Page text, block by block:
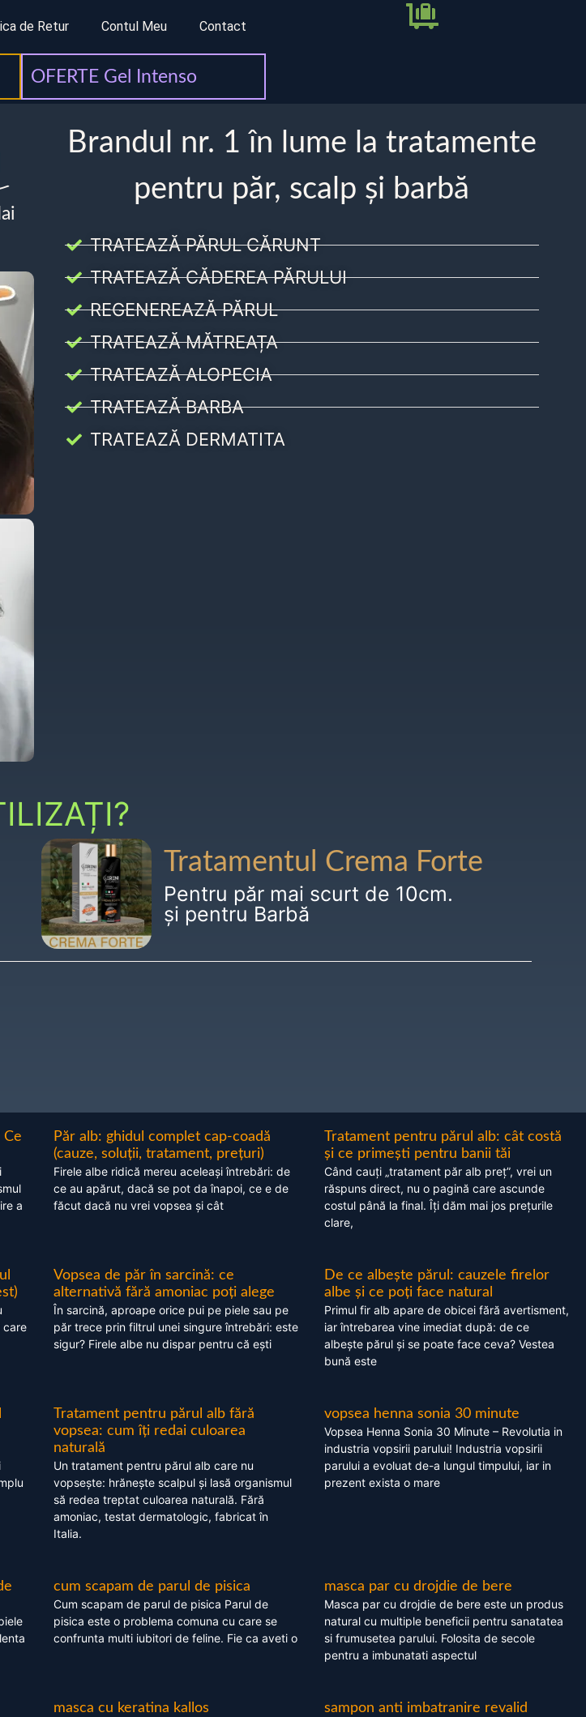
de Retur Contul Meu Contact
OFERTE Gel Intenso
Brandul nr. 1 în lume la tratamente
pentru păr, scalp și barbă
TRATEAZĂ PĂRUL CĂRUNT
TRATEAZĂ CĂDEREA PĂRULUI
REGENEREAZĂ PĂRUL
TRATEAZĂ MĂTREAȚA
TRATEAZĂ ALOPECIA
TRATEAZĂ BARBA
TRATEAZĂ DERMATITA
Tratamentul Crema Forte
Pentru păr mai scurt de 10cm.
și pentru Barbă
Ce
a
Păr alb: ghidul complet cap-coadă
(cauze, soluții, tratament, prețuri)
Firele albe ridică mereu aceleași întrebări: de
ce au apărut, dacă se pot da înapoi, ce e de
făcut dacă nu vrei vopsea și cât
Tratament pentru părul alb: cât costă
și ce primești pentru banii tăi
Când cauți „tratament păr alb preț”, vrei un
răspuns direct, nu o pagină care ascunde
costul până la final. Îți dăm mai jos prețurile
clare,
care
Vopsea de păr în sarcină: ce
alternativă fără amoniac poți alege
În sarcină, aproape orice pui pe piele sau pe
păr trece prin filtrul unei singure întrebări: este
sigur? Firele albe nu dispar pentru că ești
De ce albește părul: cauzele firelor
albe și ce poți face natural
Primul fir alb apare de obicei fără avertisment,
iar întrebarea vine imediat după: de ce
albește părul și se poate face ceva? Vestea
bună este
Tratament pentru părul alb fără
vopsea: cum îți redai culoarea
naturală
Un tratament pentru părul alb care nu
vopsește: hrănește scalpul și lasă organismul
să redea treptat culoarea naturală. Fără
amoniac, testat dermatologic, fabricat în
Italia.
vopsea henna sonia 30 minute
Vopsea Henna Sonia 30 Minute – Revolutia in
industria vopsirii parului! Industria vopsirii
parului a evoluat de-a lungul timpului, iar in
prezent exista o mare
cum scapam de parul de pisica
Cum scapam de parul de pisica Parul de
pisica este o problema comuna cu care se
confrunta multi iubitori de feline. Fie ca aveti o
masca par cu drojdie de bere
Masca par cu drojdie de bere este un produs
natural cu multiple beneficii pentru sanatatea
si frumusetea parului. Folosita de secole
pentru a imbunatati aspectul
masca cu keratina kallos
sampon anti imbatranire revalid